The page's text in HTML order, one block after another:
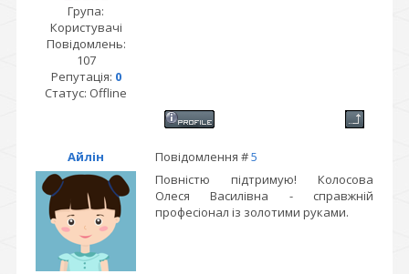
Група:
Користувачі
Повідомлень:
107
Репутація: 0
Статус: Offline
Айлін Повідомлення #5
Повністю підтримую! Колосова
Олеся Василівна - справжній
професіонал із золотими руками.